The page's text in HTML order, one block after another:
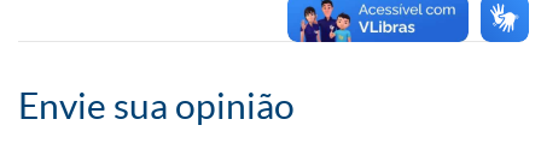
Envie sua opinião